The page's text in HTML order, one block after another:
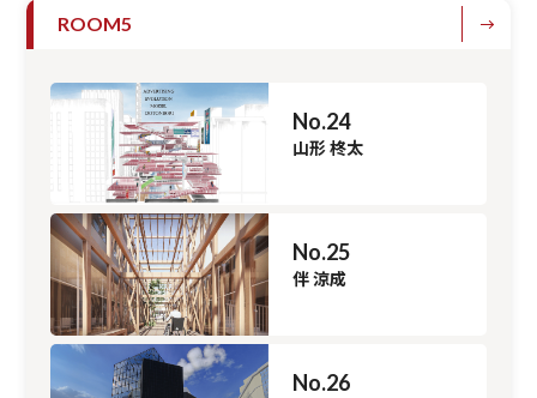
ROOM5
No.24
山形 柊太
No.25
伴 涼成
No.26